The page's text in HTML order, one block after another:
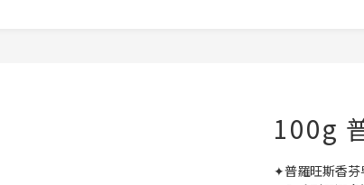
100g
✦普羅旺斯香芬